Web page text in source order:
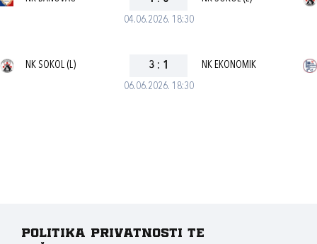
04.06.2026. 18:30
06.06.2026. 18:30
NK SOKOL (L) 3 : 1 NK EKONOMIK
Politika privatnosti te